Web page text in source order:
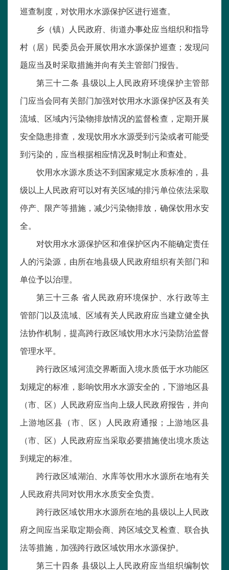
巡查制度，对饮用水水源保护区进行巡查。
乡（镇）人民政府、街道办事处应当组织和指导
村（居）民委员会开展饮用水水源保护巡查；发现问
题应当及时采取措施并向有关主管部门报告。
第三十二条 县级以上人民政府环境保护主管部
门应当会同有关部门加强对饮用水水源保护区及有关
流域、区域内污染物排放情况的监督检查，定期开展
安全隐患排查，发现饮用水水源受到污染或者可能受
到污染的，应当根据相应情况及时制止和查处。
饮用水水源水质达不到国家规定水质标准的，县
级以上人民政府可以对有关区域的排污单位依法采取
停产、限产等措施，减少污染物排放，确保饮用水安
全。
对饮用水水源保护区和准保护区内不能确定责任
人的污染源，由所在地县级人民政府组织有关部门和
单位予以治理。
第三十三条 省人民政府环境保护、水行政等主
管部门以及流域、区域有关人民政府应当建立健全执
法协作机制，提高跨行政区域饮用水水污染防治监督
管理水平。
跨行政区域河流交界断面入境水质低于水功能区
划规定的标准，影响饮用水水源安全的，下游地区县
（市、区）人民政府应当向上级人民政府报告，并向
上游地区县（市、区）人民政府通报；上游地区县
（市、区）人民政府应当采取必要措施使出境水质达
到规定的标准。
跨行政区域湖泊、水库等饮用水水源所在地有关
人民政府共同对饮用水水质安全负责。
跨行政区域饮用水水源所在地的县级以上人民政
府之间应当采取定期会商、跨区域交叉检查、联合执
法等措施，加强跨行政区域饮用水水源保护。
第三十四条 县级以上人民政府应当组织编制饮